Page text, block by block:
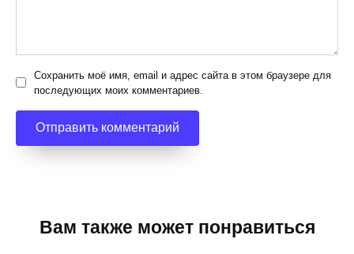
Сохранить моё имя, email и адрес сайта в этом браузере для
последующих моих комментариев.
Вам также может понравиться